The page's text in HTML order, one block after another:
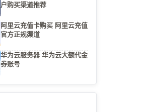
户购买渠道推荐
阿里云充值卡购买 阿里云充值
官方正规渠道
华为云服务器 华为云大额代金
券账号